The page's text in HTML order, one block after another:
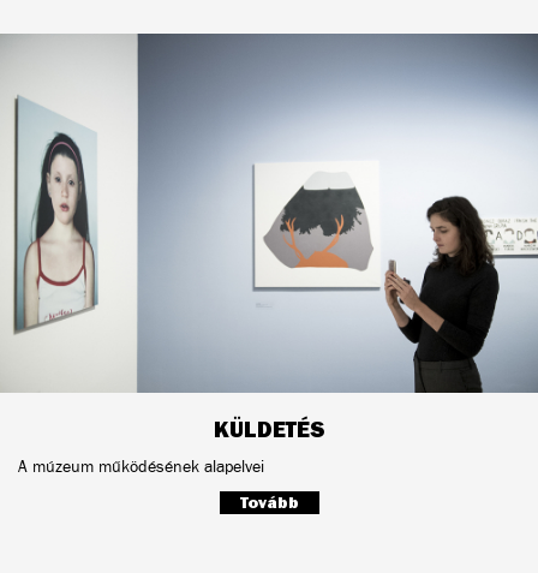
KÜLDETÉS
A múzeum működésének alapelvei
Tovább